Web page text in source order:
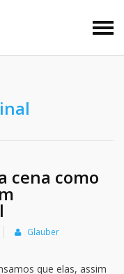
cena como
Glauber
que elas, assim